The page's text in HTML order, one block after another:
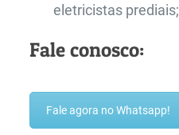
eletricistas prediais;
Fale conosco:
Fale agora no Whatsapp!